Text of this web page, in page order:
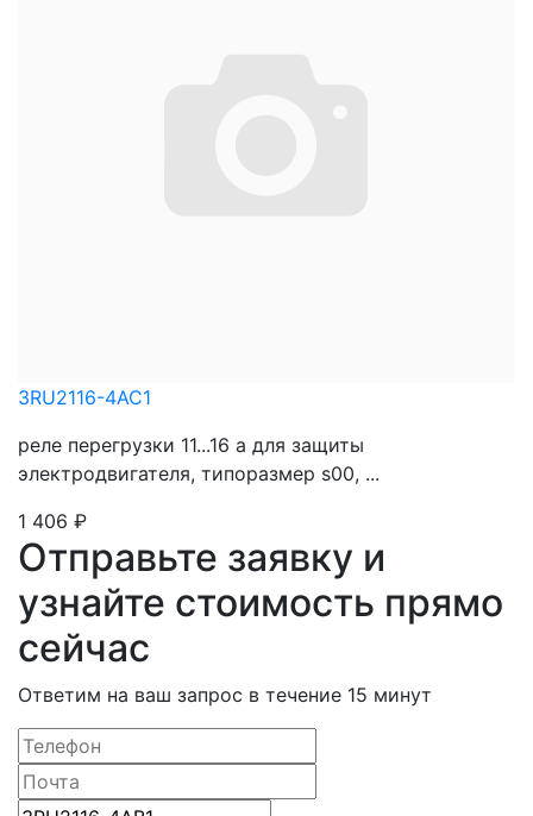
3RU2116-4AC1
реле перегрузки 11...16 a для защиты
электродвигателя, типоразмер s00, ...
1 406 ₽
Отправьте заявку и
узнайте стоимость прямо
сейчас
Ответим на ваш запрос в течение 15 минут